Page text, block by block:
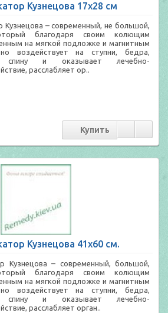
Кузнецова 17х28 см
Кузнецова – современный, не большой,
благодаря своим колющим
на мягкой подложке и магнитным
воздействует на ступни, бедра,
спину и оказывает лечебно-
расслабляет ор..
Кузнецова 41х60 см.
Кузнецова – современный, большой,
благодаря своим колющим
на мягкой подложке и магнитным
воздействует на ступни, бедра,
спину и оказывает лечебно-
расслабляет орган..